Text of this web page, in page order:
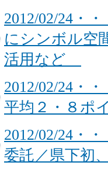
2012/02/24・
にシンボル
活用など
2012/02/24・
平均２・８
2012/02/24・
委託／県下初